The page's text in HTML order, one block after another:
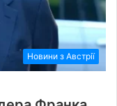
Новини з Австрії